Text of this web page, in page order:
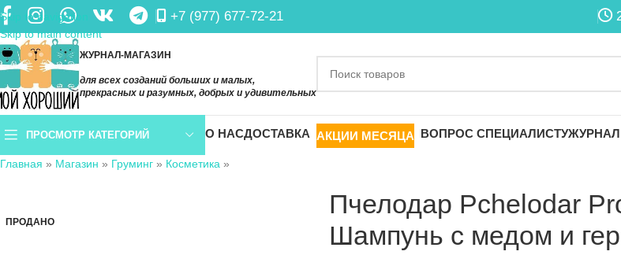
Skip to navigation
Skip to main content
+7 (977) 677-72-21
ЖУРНАЛ-МАГАЗИН
для всех созданий больших и малых,
прекрасных и разумных, добрых и удивительных
ПРОСМОТР КАТЕГОРИЙ О НАСДОСТАВКА АКЦИИ МЕСЯЦА ВОПРОС СПЕЦИАЛИСТУЖУРНАЛ
Главная » Магазин » Груминг » Косметика »
ПРОДАНО
Пчелодар Pchelodar
Шампунь с медом и